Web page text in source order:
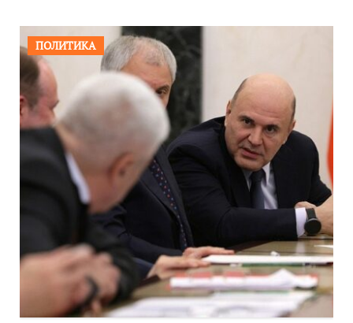
ПОЛИТИКА